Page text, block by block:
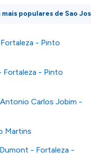
informação
com atenção todas
antes de
detalhes verifique
.
mais populares de Sao
- Pinto
Fortaleza - Pinto
Martins
- Fortaleza -